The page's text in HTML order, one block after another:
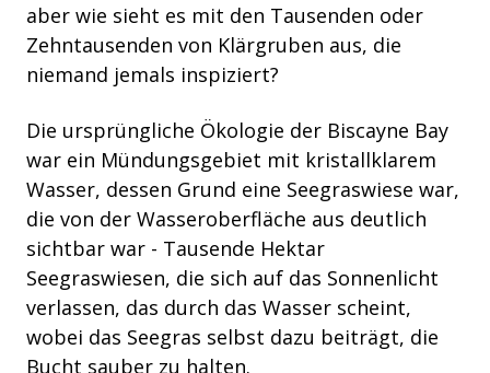
aber wie sieht es mit den Tausenden oder
Zehntausenden von Klärgruben aus, die
niemand jemals inspiziert?
Die ursprüngliche Ökologie der Biscayne Bay
war ein Mündungsgebiet mit kristallklarem
Wasser, dessen Grund eine Seegraswiese war,
die von der Wasseroberfläche aus deutlich
sichtbar war - Tausende Hektar
Seegraswiesen, die sich auf das Sonnenlicht
verlassen, das durch das Wasser scheint,
wobei das Seegras selbst dazu beiträgt, die
Bucht sauber zu halten.